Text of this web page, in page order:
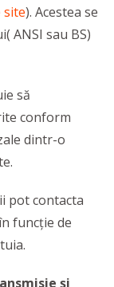
site). Acestea se
ANSI sau BS)
să
conform
dintr-o
pot contacta
funcţie de
și